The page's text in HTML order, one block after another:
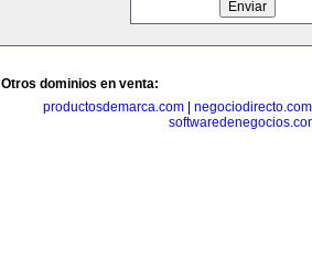
Otros dominios en venta:
productosdemarca.com| negociodirecto.com